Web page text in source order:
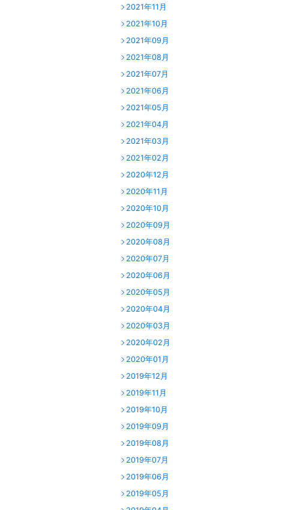
2021年11月
2021年10月
2021年09月
2021年08月
2021年07月
2021年06月
2021年05月
2021年04月
2021年03月
2021年02月
2020年12月
2020年11月
2020年10月
2020年09月
2020年08月
2020年07月
2020年06月
2020年05月
2020年04月
2020年03月
2020年02月
2020年01月
2019年12月
2019年11月
2019年10月
2019年09月
2019年08月
2019年07月
2019年06月
2019年05月